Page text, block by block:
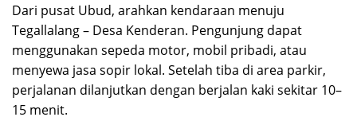
Dari pusat Ubud, arahkan kendaraan menuju
Tegallalang – Desa Kenderan. Pengunjung dapat
menggunakan sepeda motor, mobil pribadi, atau
menyewa jasa sopir lokal. Setelah tiba di area parkir,
perjalanan dilanjutkan dengan berjalan kaki sekitar 10–
15 menit.